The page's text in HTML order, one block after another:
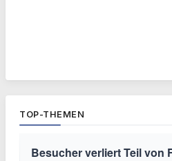
TOP-THEMEN
Besucher verliert Teil von